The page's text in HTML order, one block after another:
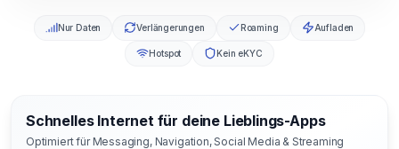
Nur Daten Verlängerungen Roaming Aufladen
Hotspot Kein eKYC
Schnelles Internet für deine Lieblings-Apps
Optimiert für Messaging, Navigation, Social Media & Streaming